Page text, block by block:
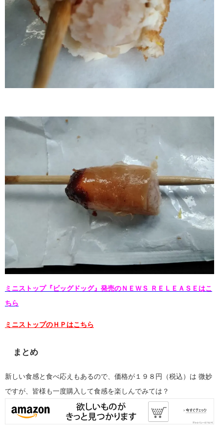
ミニストップ『ビッグドッグ』発売のＮＥＷＳ ＲＥＬＥＡＳＥはこ
ちら
ミニストップのＨＰはこちら
まとめ
新しい食感と食べ応えもあるので、価格が１９８円（税込）は 微妙
ですが、皆様も一度購入して食感を楽しんでみては？